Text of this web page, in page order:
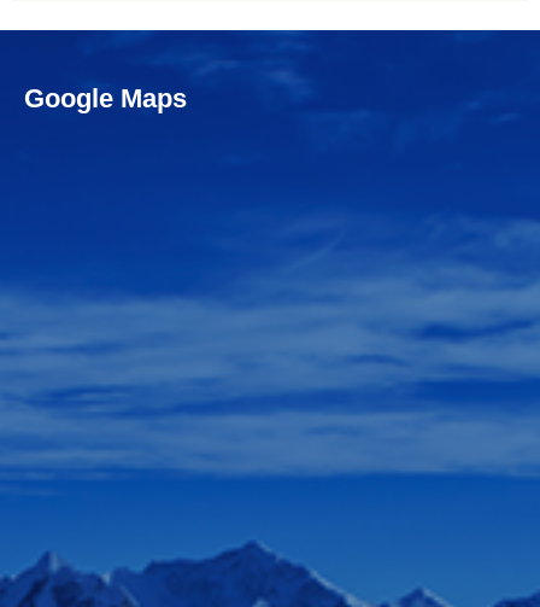
Google Maps